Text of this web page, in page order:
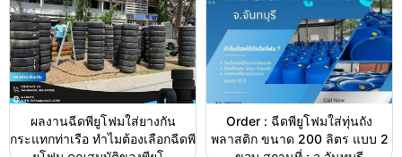
ผลงานฉีดพียูโฟมใส่ยางกัน
กระแทกท่าเรือ ทำไมต้องเลือกฉีดพี
Order : ฉีดพียูโฟมใส่ทุ่นถัง
พลาสติก ขนาด 200 ลิตร แบบ 2